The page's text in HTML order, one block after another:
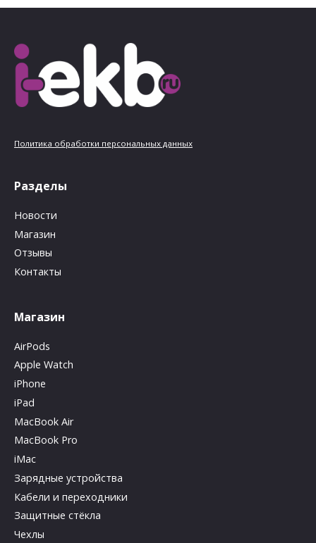
Политика обработки персональных данных
Разделы
Новости
Магазин
Отзывы
Контакты
Магазин
AirPods
Apple Watch
iPhone
iPad
MacBook Air
MacBook Pro
iMac
Зарядные устройства
Кабели и переходники
Защитные стёкла
Чехлы